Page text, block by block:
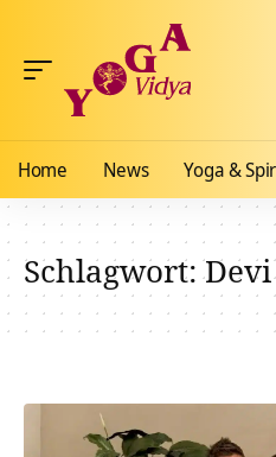
Home News Yoga &
Schlagwort: